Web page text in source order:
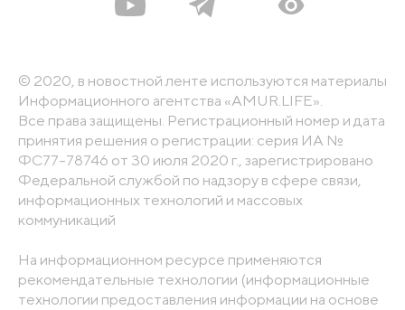
© 2020, в новостной ленте используются материалы
Информационного агентства «AMUR.LIFE».
Все права защищены. Регистрационный номер и дата
принятия решения о регистрации: серия ИА №
ФС77-78746 от 30 июля 2020 г., зарегистрировано
Федеральной службой по надзору в сфере связи,
информационных технологий и массовых
коммуникаций
На информационном ресурсе применяются
рекомендательные технологии (информационные
технологии предоставления информации на основе